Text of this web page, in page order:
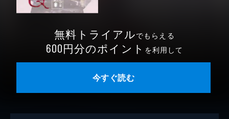
無料トライアルでもらえる
600円分のポイント を利用して
今すぐ読む